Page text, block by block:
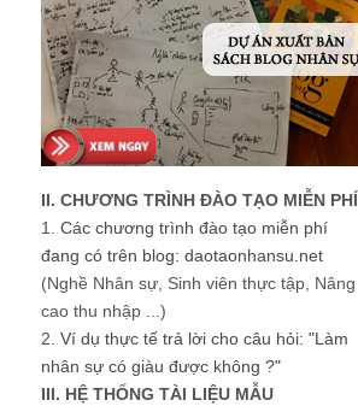
II. CHƯƠNG TRÌNH ĐÀO TẠO MIỄN PHÍ
1. Các chương trình đào tạo miễn phí
đang có trên blog: daotaonhansu.net
(Nghề Nhân sự, Sinh viên thực tập, Nâng
cao thu nhập ...)
2. Ví dụ thực tế trả lời cho câu hỏi: "Làm
nhân sự có giàu được không ?"
III. HỆ THỐNG TÀI LIỆU MẪU